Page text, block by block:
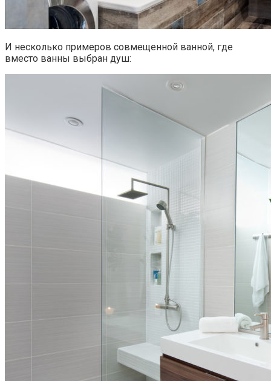
И несколько примеров совмещенной ванной, где
вместо ванны выбран душ: